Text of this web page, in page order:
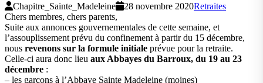
Chapitre_Sainte_Madeleine 28 novembre 2020Retraites
Chers membres, chers parents,
Suite aux annonces gouvernementales de cette semaine, et
l’assouplissement prévu du confinement à partir du 15 décembre,
nous revenons sur la formule initiale prévue pour la retraite.
Celle-ci aura donc lieu aux Abbayes du Barroux, du 19 au 23
décembre :
– les garçons à l’Abbaye Sainte Madeleine (moines)